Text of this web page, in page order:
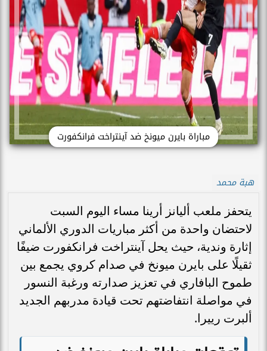
مباراة بايرن ميونخ ضد آينتراخت فرانكفورت
هبة محمد
يتحفز ملعب أليانز أرينا مساء اليوم السبت
لاحتضان واحدة من أكثر مباريات الدوري الألماني
إثارة وندية، حيث يحل آينتراخت فرانكفورت ضيفًا
ثقيلًا على بايرن ميونخ في صدام كروي يجمع بين
طموح البافاري في تعزيز صدارته ورغبة النسور
في مواصلة انتفاضتهم تحت قيادة مدربهم الجديد
ألبرت رييرا.